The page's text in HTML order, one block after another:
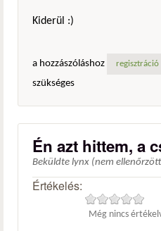
Kiderül :)
a hozzászóláshoz regisztráció
szükséges
Én azt hittem, a
Beküldte lynx (nem
Értékelés:
Még nincs